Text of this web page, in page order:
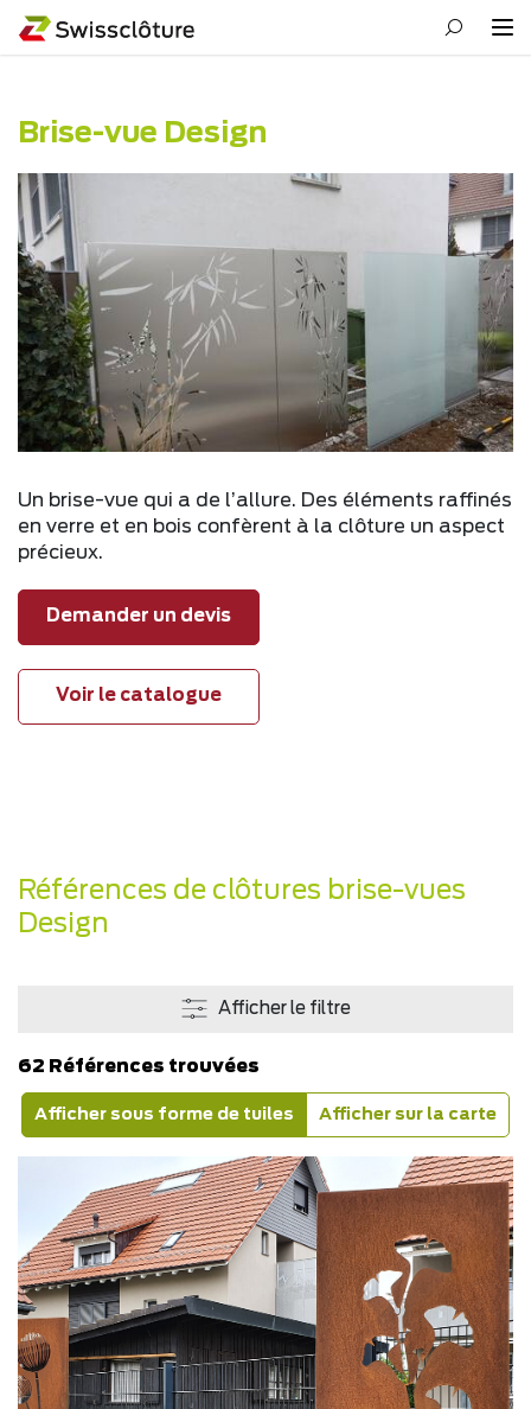
Brise-vue Design
Un brise-vue qui a de l’allure. Des éléments raffinés
en verre et en bois confèrent à la clôture un aspect
précieux.
Demander un devis
Voir le catalogue
Références de clôtures brise-vues
Design
Afficher le filtre
62 Références trouvées
Afficher sous forme de tuiles Afficher sur la carte